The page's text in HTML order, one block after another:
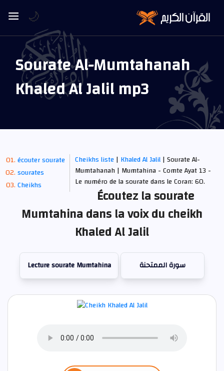
Sourate Al-Mumtahanah
Khaled Al Jalil mp3
écouter sourate
sourates
Cheikhs
Cheikhs liste | Khaled Al Jalil| Sourate Al-
Mumtahanah | Mumtahina - Comte Ayat 13 -
Le numéro de la sourate dans le Coran: 60.
Écoutez la sourate
Mumtahina dans la voix du cheikh
Khaled Al Jalil
Lecture sourate Mumtahina سورة الممتحنة
🌙